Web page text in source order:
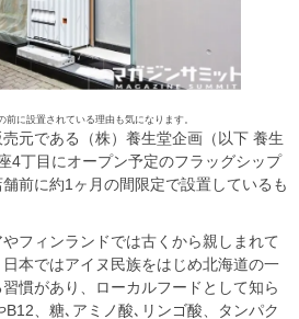
に設置されている理由も気になります。
元である（株）養生堂企画（以下 養生
4丁目にオープン予定のフラッグシップ
前に約1ヶ月の間限定で設置しているも
フィンランドでは古くから親しまれて
本ではアイヌ民族をはじめ北海道の一
慣があり、ローカルフードとして知ら
、糖､アミノ酸､リンゴ酸、タンパク